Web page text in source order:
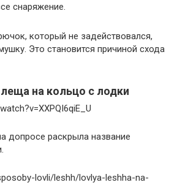
снаряжение.
который не задействовался,
Это становится причиной схода
на кольцо с лодки
допросе раскрыла название
lovli/leshh/lovlya-leshha-na-